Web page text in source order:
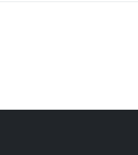
ALAN AÇIK: FOTOĞRAF